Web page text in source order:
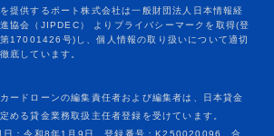
ードローンの編集責任者および編集者は、日本貸金
める貸金業務取扱主任者登録を受けています。
日：令和8年1月9日、登録番号：K250020096、合